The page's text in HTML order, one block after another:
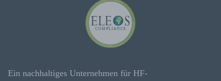
Ein nachhaltiges Unternehmen für HF-